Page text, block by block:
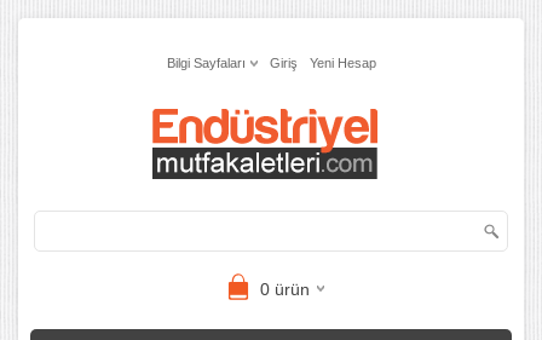
Bilgi Sayfaları Giriş Yeni Hesap
0ürün